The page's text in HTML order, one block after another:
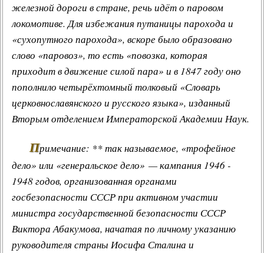
железной дороги в стране, речь идёт о паровом
локомотиве. Для избежания путаницы парохода и
«сухопутного парохода», вскоре было образовано
слово «паровоз», то есть «повозка, которая
приходит в движение силой пара» и в 1847 году оно
пополнило четырёхтомный толковый «Словарь
церковнославянского и русского языка», изданный
Вторым отделением Императорской Академии Наук.
Примечание: ** так называемое, «трофейное
дело» или «генеральское дело» — кампания 1946 -
1948 годов, организованная органами
госбезопасности СССР при активном участии
министра государственной безопасности СССР
Виктора Абакумова, начатая по личному указанию
руководителя страны Иосифа Сталина и